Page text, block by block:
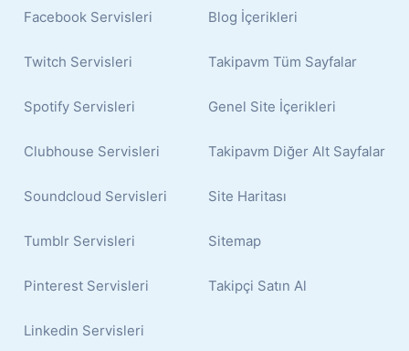
Facebook Servisleri
Twitch Servisleri
Spotify Servisleri
Clubhouse Servisleri
Soundcloud Servisleri
Tumblr Servisleri
Pinterest Servisleri
Linkedin Servisleri
Blog İçerikleri
Takipavm Tüm Sayfalar
Genel Site İçerikleri
Takipavm Diğer Alt Sayfalar
Site Haritası
Sitemap
Takipçi Satın Al